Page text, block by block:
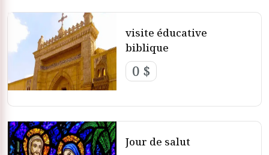
visite éducative
biblique
0 $
Jour de salut